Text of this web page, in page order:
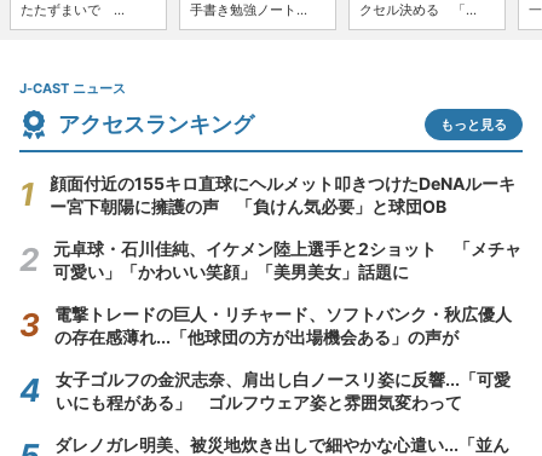
たたずまいで ...
手書き勉強ノート...
クセル決める 「...
J-CAST ニュース
アクセスランキング もっと見る
顔面付近の155キロ直球にヘルメット叩きつけたDeNAルーキ
ー宮下朝陽に擁護の声 「負けん気必要」と球団OB
元卓球・石川佳純、イケメン陸上選手と2ショット 「メチャ
可愛い」「かわいい笑顔」「美男美女」話題に
電撃トレードの巨人・リチャード、ソフトバンク・秋広優人
の存在感薄れ...「他球団の方が出場機会ある」の声が
女子ゴルフの金沢志奈、肩出し白ノースリ姿に反響...「可愛
いにも程がある」 ゴルフウェア姿と雰囲気変わって
ダレノガレ明美、被災地炊き出しで細やかな心遣い...「並ん